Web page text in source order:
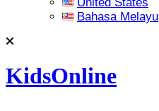
Bahasa Melayu
KidsOnline